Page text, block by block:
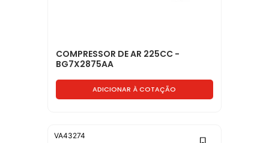
COMPRESSOR DE AR 225CC -
BG7X2875AA
ADICIONAR À COTAÇÃO
VA43274